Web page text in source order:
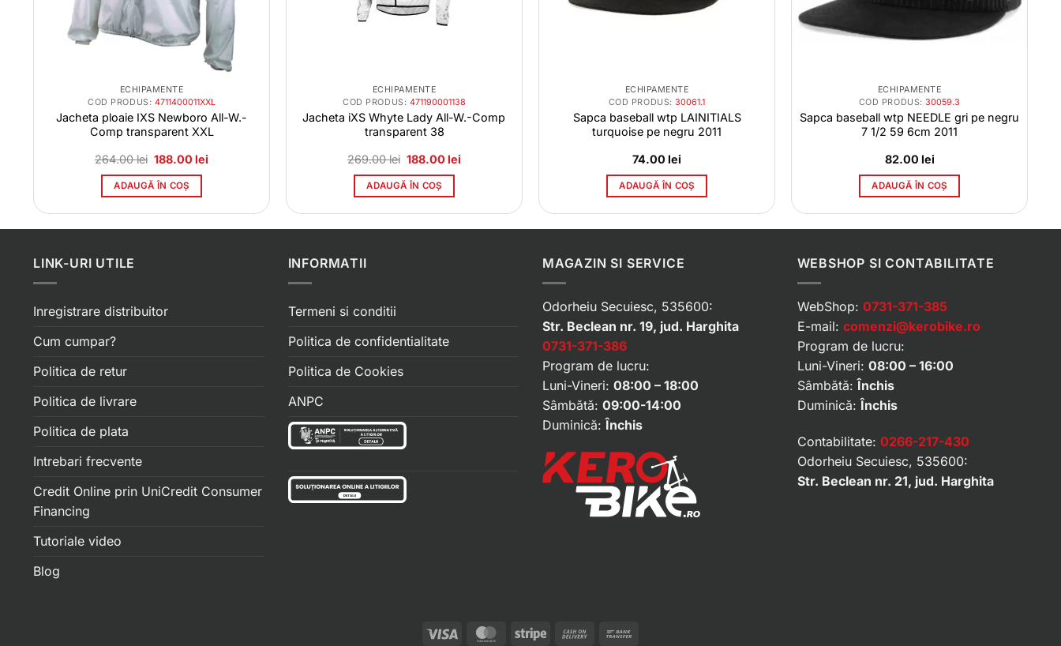
ECHIPAMENTE
COD PRODUS: 4711400011XXL
Jacheta ploaie IXS Newboro All-W.-
Comp transparent XXL
264.00lei Prețul
a
fost:
188.00lei
ADAUGĂ ÎN COȘ
ECHIPAMENTE
COD PRODUS: 471190001138
Jacheta iXS Whyte Lady All-W.-Comp
transparent 38
269.00lei Prețul
a
fost:
188.00lei
ADAUGĂ ÎN COȘ
ECHIPAMENTE
COD PRODUS:30061.1
Sapca baseball wtp LAINITIALS
turquoise pe negru 2011
74.00 lei
ADAUGĂ ÎN COȘ
ECHIPAMENTE
COD PRODUS:30059.3
Sapca baseball wtp NEEDLE gri pe negru
7 1/2 59 6cm 2011
82.00 lei
ADAUGĂ ÎN COȘ
LINK-URI UTILE
Inregistrare distribuitor
Cum cumpar?
Politica de retur
Politica de livrare
Politica de plata
Intrebari frecvente
Credit Online prin UniCredit Consumer
Financing
Tutoriale video
Blog
INFORMATII
Termeni si conditii
Politica de confidentialitate
Politica de Cookies
ANPC
MAGAZIN SI SERVICE
Odorheiu Secuiesc, 535600:
Str. Beclean nr. 19, jud. Harghita
0731-371-386
Program de lucru:
Luni-Vineri: 08:00 – 18:00
Sâmbătă: 09:00-14:00
Duminică: Închis
WEBSHOP SI CONTABILITATE
WebShop: 0731-371-385
E-mail: comenzi@kerobike.ro
Program de lucru:
Luni-Vineri: 08:00 – 16:00
Sâmbătă: Închis
Duminică: Închis
Contabilitate: 0266-217-430
Odorheiu Secuiesc, 535600:
Str. Beclean nr. 21, jud. Harghita
Visa MasterCard
Stripe
Cash